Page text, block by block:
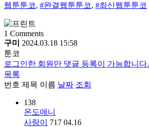
웹툰툰코, #완결웹툰툰코, #최신웹툰툰코
1 Comments
구미
2024.03.18 15:58
툰코
로그인한 회원만 댓글 등록이 가능합니다.
목록
번호 제목 이름 날짜 조회
138
온도애니
사랑이
717 04.16